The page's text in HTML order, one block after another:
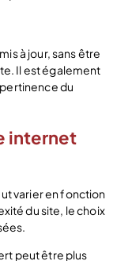
à jour, sans être
Il est également
du
internet
varier en fonction
du site, le choix
peut être plus